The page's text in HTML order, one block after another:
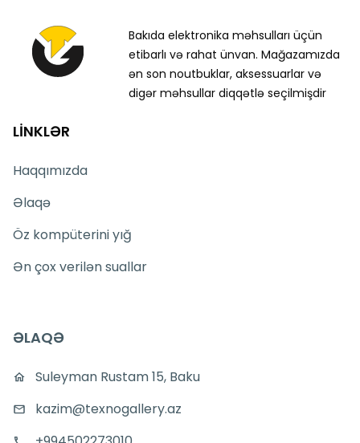
Bakıda elektronika məhsulları üçün
etibarlı və rahat ünvan. Mağazamızda
ən son noutbuklar, aksessuarlar və
digər məhsullar diqqətlə seçilmişdir
LİNKLƏR
Haqqımızda
Əlaqə
Öz kompüterini yığ
Ən çox verilən suallar
ƏLAQƏ
Suleyman Rustam 15, Baku
kazim@texnogallery.az